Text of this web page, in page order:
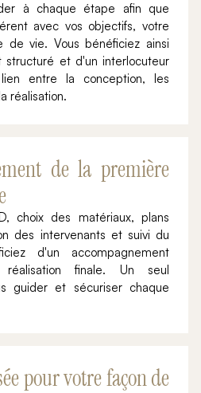
à chaque étape afin que
avec vos objectifs, votre
vie. Vous bénéficiez ainsi
structuré et d'un interlocuteur
entre la conception, les
réalisation.
de la première
choix des matériaux, plans
des intervenants et suivi du
d'un accompagnement
finale. Un seul
guider et sécuriser chaque
pour votre façon de